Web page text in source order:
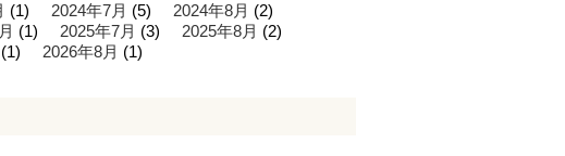
(1) 2024年7月 (5) 2024年8月 (2)
(1) 2025年7月 (3) 2025年8月 (2)
(1) 2026年8月 (1)